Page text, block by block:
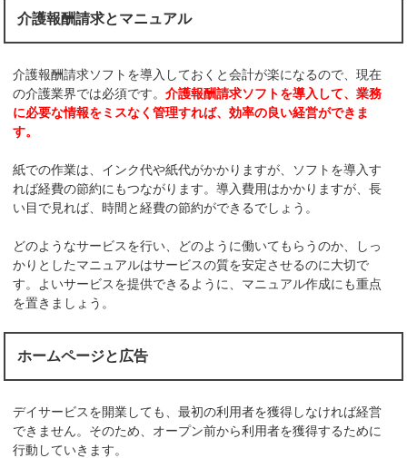
介護報酬請求とマニュアル
介護報酬請求ソフトを導入しておくと会計が楽になるので、現在
の介護業界では必須です。介護報酬請求ソフトを導入して、業務
に必要な情報をミスなく管理すれば、効率の良い経営ができま
す。
紙での作業は、インク代や紙代がかかりますが、ソフトを導入す
れば経費の節約にもつながります。導入費用はかかりますが、長
い目で見れば、時間と経費の節約ができるでしょう。
どのようなサービスを行い、どのように働いてもらうのか、しっ
かりとしたマニュアルはサービスの質を安定させるのに大切で
す。よいサービスを提供できるように、マニュアル作成にも重点
を置きましょう。
ホームページと広告
デイサービスを開業しても、最初の利用者を獲得しなければ経営
できません。そのため、オープン前から利用者を獲得するために
行動していきます。